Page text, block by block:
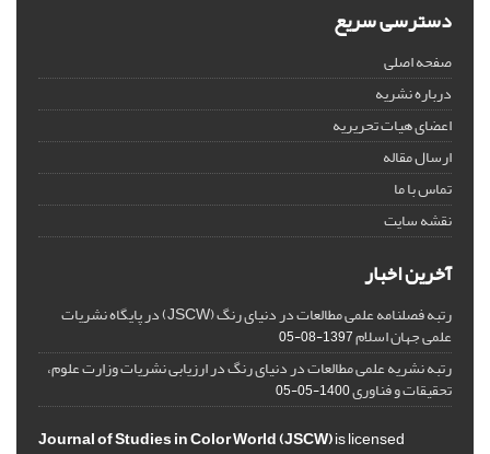
دسترسی سریع
صفحه اصلی
درباره نشریه
اعضای هیات تحریریه
ارسال مقاله
تماس با ما
نقشه سایت
آخرین اخبار
رتبه فصلنامه علمی مطالعات در دنیای رنگ (JSCW) در پایگاه نشریات
علمی جهان اسلام1397-08-05
رتبه نشریه علمی مطالعات در دنیای رنگ در ارزیابی نشریات وزارت علوم،
تحقیقات و فناوری1400-05-05
Journal of Studies in Color World (JSCW)is licensed